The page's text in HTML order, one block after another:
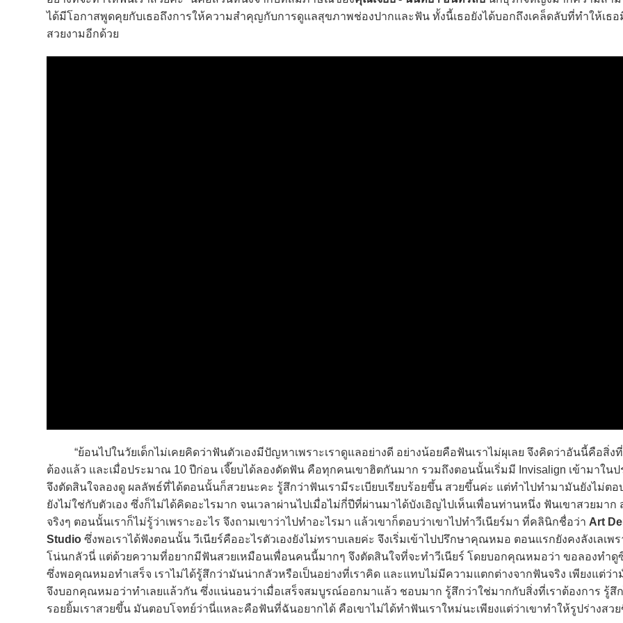
ได้มีโอกาสพูดคุยกับเธอถึงการให้ความสำคุญกับการดูแลสุขภาพช่องปากและฟัน ทั้งนี้เธอยังได้บอกถึงเคล็ดลับที่ทำให้เธ
สวยงามอีกด้วย
“ย้อนไปในวัยเด็กไม่เคยคิดว่าฟันตัวเองมีปัญหาเพราะเราดูแลอย่างดี อย่างน้อยคือฟันเราไม่ผุเลย จึงคิดว่าอันนี้คือสิ่ง
ต้องแล้ว และเมื่อประมาณ 10 ปีก่อน เจี๊ยบได้ลองดัดฟัน คือทุกคนเขาฮิตกันมาก รวมถึงตอนนั้นเริ่มมี Invisalign เข้ามาในป
จึงตัดสินใจลองดู ผลลัพธ์ที่ได้ตอนนั้นก็สวยนะคะ รู้สึกว่าฟันเรามีระเบียบเรียบร้อยขึ้น สวยขึ้นค่ะ แต่ทำไปทำมามันยังไม่ต
ยังไม่ใช่กับตัวเอง ซึ่งก็ไม่ได้คิดอะไรมาก จนเวลาผ่านไปเมื่อไม่กี่ปีที่ผ่านมาได้บังเอิญไปเห็นเพื่อนท่านหนึ่ง ฟันเขาสวยมาก
จริงๆ ตอนนั้นเราก็ไม่รู้ว่าเพราะอะไร จึงถามเขาว่าไปทำอะไรมา แล้วเขาก็ตอบว่าเขาไปทำวีเนียร์มา ที่คลินิกชื่อว่า Art
Studio ซึ่งพอเราได้ฟังตอนนั้น วีเนียร์คืออะไรตัวเองยังไม่ทราบเลยค่ะ จึงเริ่มเข้าไปปรึกษาคุณหมอ ตอนแรกยังคงลังเลเพ
โน่นกลัวนี่ แต่ด้วยความที่อยากมีฟันสวยเหมือนเพื่อนคนนี้มากๆ จึงตัดสินใจที่จะทำวีเนียร์ โดยบอกคุณหมอว่า ขอลองทำ
ซึ่งพอคุณหมอทำเสร็จ เราไม่ได้รู้สึกว่ามันน่ากลัวหรือเป็นอย่างที่เราคิด และแทบไม่มีความแตกต่างจากฟันจริง เพียงแต่ว่
จึงบอกคุณหมอว่าทำเลยแล้วกัน ซึ่งแน่นอนว่าเมื่อเสร็จสมบูรณ์ออกมาแล้ว ชอบมาก รู้สึกว่าใช่มากกับสิ่งที่เราต้องการ รู้สึก
รอยยิ้มเราสวยขึ้น มันตอบโจทย์ว่านี่แหละคือฟันที่ฉันอยากได้ คือเขาไม่ได้ทำฟันเราใหม่นะเพียงแต่ว่าเขาทำให้รูปร่างสว